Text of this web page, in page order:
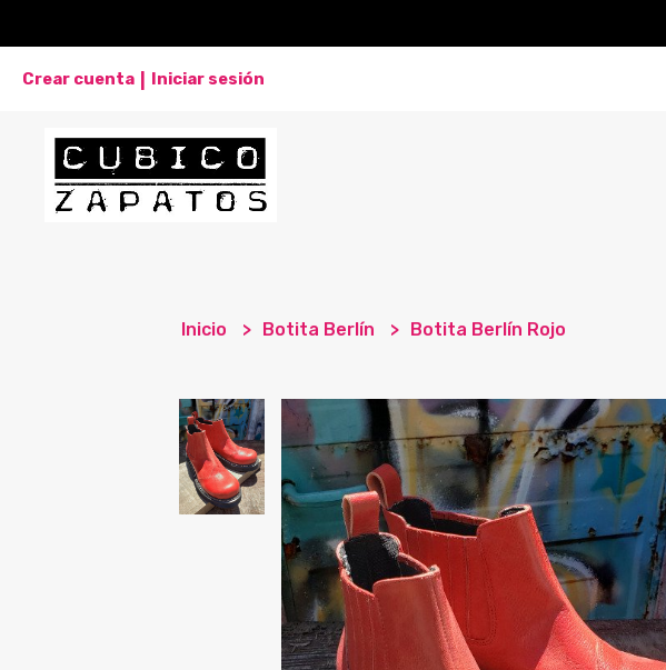
Crear cuenta Iniciar sesión
Inicio Botita Berlín Botita Berlín Rojo